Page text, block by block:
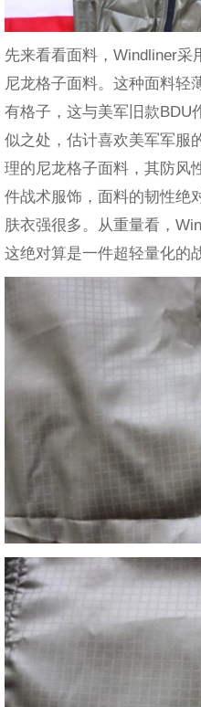
先来看看面料，Windliner采
尼龙格子面料。这种面料轻
有格子，这与美军旧款BDU
似之处，估计喜欢美军军服
理的尼龙格子面料，其防风
件战术服饰，面料的韧性绝
肤衣强很多。从重量看，
这绝对算是一件超轻量化的